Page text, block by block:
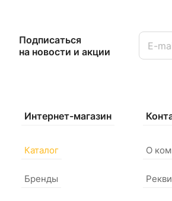
Подписаться
на новости и акции
Интернет-магазин
Каталог
Бренды
О